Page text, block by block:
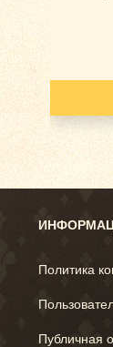
Политика
Публичная